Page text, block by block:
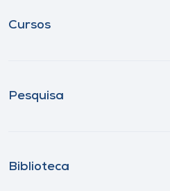
Cursos
Pesquisa
Biblioteca